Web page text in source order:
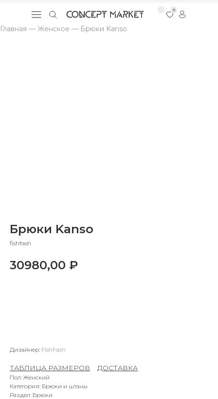
0
Главная — Женское — Брюки Kanso
Брюки Kanso
fishfash
30980,00 ₽
Дизайнер: FishFash
ТАБЛИЦА РАЗМЕРОВ ДОСТАВКА
Пол: Женский
Категория: Брюки и штаны
Раздел: Брюки